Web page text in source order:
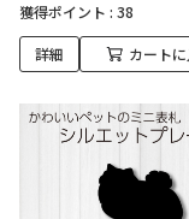
獲得ポイント : 38
詳細 カート